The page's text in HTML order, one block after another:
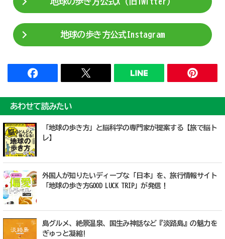
地球の歩き方公式Instagram
あわせて読みたい
「地球の歩き方」と脳科学の専門家が提案する【旅で脳ト
レ】
外国人が知りたいディープな「日本」を、旅行情報サイト
「地球の歩き方GOOD LUCK TRIP」が発信！
島グルメ、絶景温泉、国生み神話など『淡路島』の魅力を
ぎゅっと凝縮!